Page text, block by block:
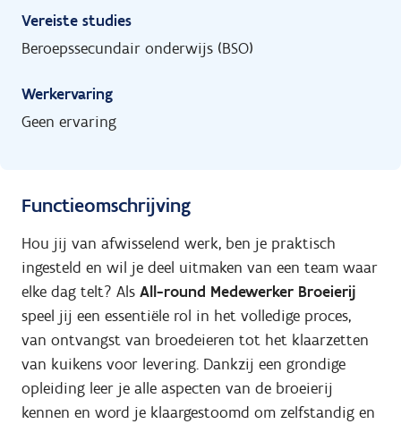
Vereiste studies
Beroepssecundair onderwijs (BSO)
Werkervaring
Geen ervaring
Functieomschrijving
Hou jij van afwisselend werk, ben je praktisch
ingesteld en wil je deel uitmaken van een team waar
elke dag telt? Als All-round Medewerker Broeierij
speel jij een essentiële rol in het volledige proces,
van ontvangst van broedeieren tot het klaarzetten
van kuikens voor levering. Dankzij een grondige
opleiding leer je alle aspecten van de broeierij
kennen en word je klaargestoomd om zelfstandig en